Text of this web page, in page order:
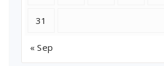
31
« Sep